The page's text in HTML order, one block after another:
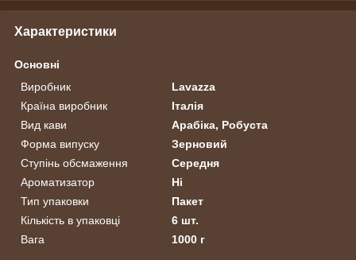
Характеристики
Основні
Виробник
Lavazza
Країна виробник
Італія
Вид кави
Арабіка, Робуста
Форма випуску
Зерновий
Ступінь обсмаження
Середня
Ароматизатор
Ні
Тип упаковки
Пакет
Кількість в упаковці
6 шт.
Вага
1000 г